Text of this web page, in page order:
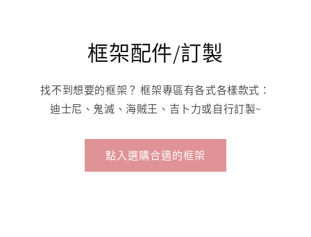
框架配件/訂製
找不到想要的框架？ 框架專區有各式各樣款式：
迪士尼、鬼滅、海賊王、吉卜力或自行訂製~
點入選購合適的框架